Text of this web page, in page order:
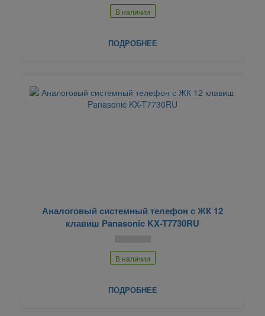
В наличии
ПОДРОБНЕЕ
Аналоговый системный телефон с ЖК 12
клавиш Panasonic KX-T7730RU
В наличии
ПОДРОБНЕЕ